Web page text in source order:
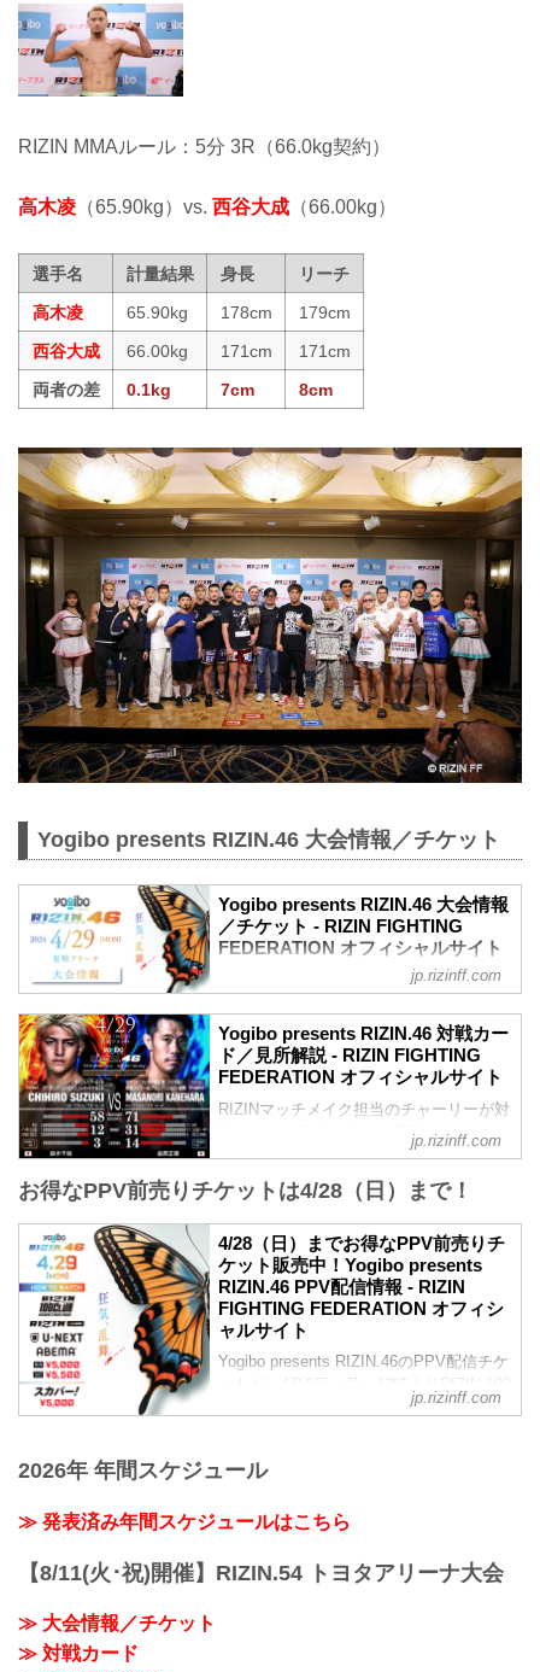
RIZIN MMAルール：5分 3R（66.0kg契約）
高木凌 （65.90kg）vs. 西谷大成 （66.00kg）
選手名 計量結果 身長
リーチ
高木凌
65.90kg 178cm
179cm
西谷大成
66.00kg 171cm
171cm
両者の差
0.1kg 7cm 8cm
Yogibo presents RIZIN.46 大会情報／チケット
Yogibo presents RIZIN.46 大会情報
／チケット - RIZIN FIGHTING
FEDERATION オフィシャルサイト
youtu.be
更新情報
【3/16更新】大会名変更のお知らせ
変更前：RIZIN.47
変更後：Yogibo presents RIZIN.46
【1/18更新】開催日変更のお知らせ
RIZIN.47の開催日が以下に変更となりま
変更前：5月6日（祝・月）
変更後：4月29日（祝・月）
Yogibo presents RIZIN.46 大会概要
RYOKKE DRA...
jp.rizinff.com
Yogibo presents RIZIN.46 対戦カー
ド／見所解説 - RIZIN FIGHTING
FEDERATION オフィシャルサイト
RIZINマッチメイク担当のチャーリーが対
戦カードの見所を紹介！選手のバッグボ
ーンやストロングポイントを把握すれ
ば、試合観戦がもっと楽しくなる！観戦
前に是非チェックしておこう！
※見所解説は随時更新いたします。
更新情報
【1/31更新】大会名変更のお知らせ
大会名が以下に変更となりました。
変更前：RIZIN.47
変更後：RIZIN.46
試合順
第10試合／フェザー級タイトルマッチ 鈴
jp.rizinff.com
お得なPPV前売りチケットは4/28（日）まで！
4/28（日）までお得なPPV前売りチ
ケット販売中！Yogibo presents
RIZIN.46 PPV配信情報 - RIZIN
FIGHTING FEDERATION オフィシ
ャルサイト
Yogibo presents RIZIN.46のPPV配信チケ
ットが、4月8日（月）12時よりRIZIN 100
CLUB、RIZIN LIVE、ABEMA、U-NEXT
スで、Yogibo presents RIZIN.46を全試合
PPV販売スケジュール一覧
期間 応援
jp.rizinff.com
2026年 年間スケジュール
≫ 発表済み年間スケジュールはこちら
【8/11(火･祝)開催】RIZIN.54 トヨタアリーナ大会
≫ 大会情報／チケット
≫ 対戦カード